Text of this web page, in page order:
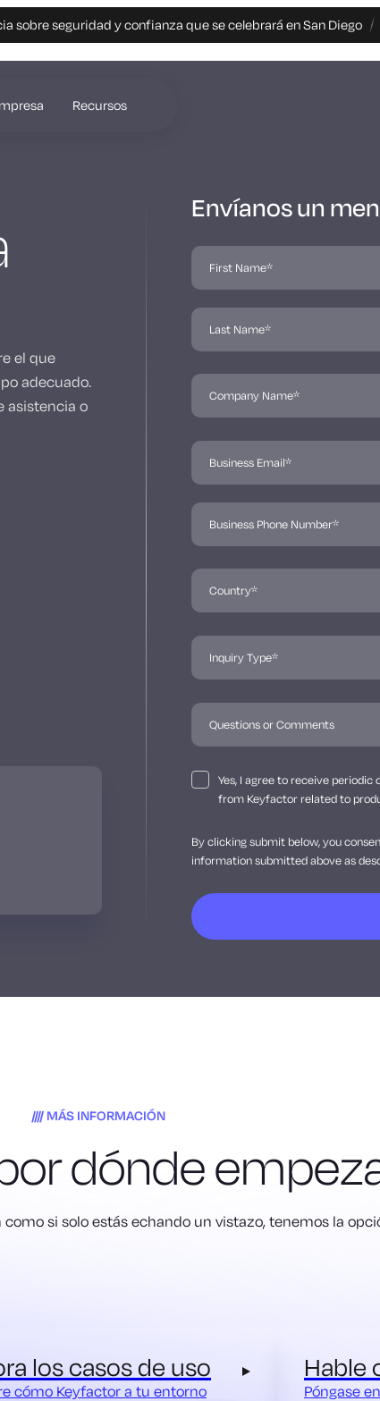
sobre seguridad y confianza que se celebrará en San Diego
Recursos
el que
adecuado.
asistencia o
Envíanos un
Yes, I agree to receive
from Keyfactor related to
By clicking submit below, you
information submitted above as
MÁS INFORMACIÓN
dónde
si solo estás echando un vistazo, tenemos la
los casos de uso
cómo Keyfactor a tu entorno
Hable
Póngase